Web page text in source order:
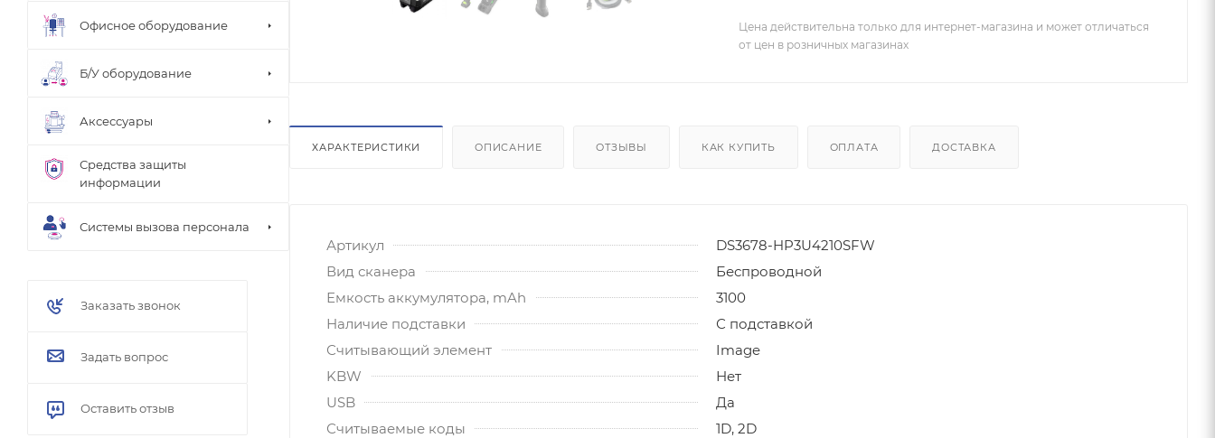
Цена действительна только для интернет-магазина и может отличаться
от цен в розничных магазинах
ХАРАКТЕРИСТИКИ ОПИСАНИЕ ОТЗЫВЫ КАК КУПИТЬ ОПЛАТА ДОСТАВКА
Артикул
DS3678-HP3U4210SFW
Вид сканера
Беспроводной
Емкость аккумулятора, mAh
3100
Наличие подставки
С подставкой
Считывающий элемент
Image
KBW
Нет
USB
Да
Считываемые коды
1D, 2D
Офисное оборудование
Б/У оборудование
Аксессуары
Средства защиты
информации
Системы вызова персонала
Заказать звонок
Задать вопрос
Оставить отзыв